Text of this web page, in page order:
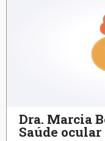
Dra. Marcia
Saúde